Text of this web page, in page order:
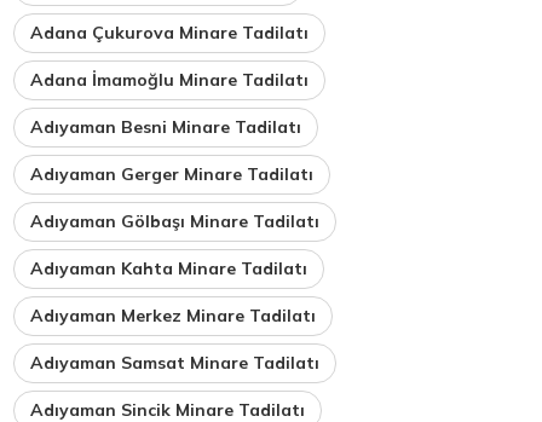
Adana Çukurova Minare Tadilatı
Adana İmamoğlu Minare Tadilatı
Adıyaman Besni Minare Tadilatı
Adıyaman Gerger Minare Tadilatı
Adıyaman Gölbaşı Minare Tadilatı
Adıyaman Kahta Minare Tadilatı
Adıyaman Merkez Minare Tadilatı
Adıyaman Samsat Minare Tadilatı
Adıyaman Sincik Minare Tadilatı